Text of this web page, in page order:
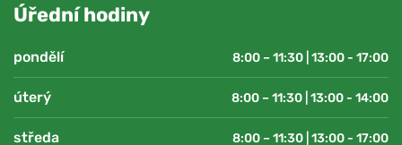
Úřední hodiny
pondělí 8:00 – 11:30 | 13:00 - 17:00
úterý 8:00 – 11:30 | 13:00 - 14:00
středa 8:00 – 11:30 | 13:00 - 17:00